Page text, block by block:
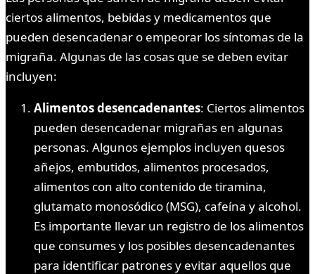
ciertos alimentos, bebidas y medicamentos que
pueden desencadenar o empeorar los síntomas de la
migraña. Algunas de las cosas que se deben evitar
incluyen:
Alimentos desencadenantes: Ciertos alimentos
pueden desencadenar migrañas en algunas
personas. Algunos ejemplos incluyen quesos
añejos, embutidos, alimentos procesados,
alimentos con alto contenido de tiramina,
glutamato monosódico (MSG), cafeína y alcohol.
Es importante llevar un registro de los alimentos
que consumes y los posibles desencadenantes
para identificar patrones y evitar aquellos que